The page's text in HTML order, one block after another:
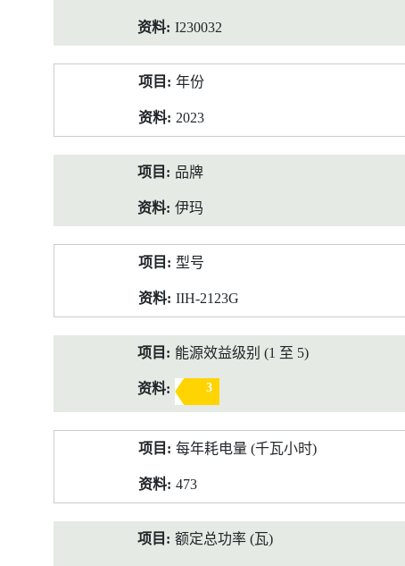
I230032
年份
2023
品牌
伊玛
型号
IIH-2123G
能源效益级别 (1 至 5)
3
每年耗电量 (千瓦小时)
473
额定总功率 (瓦)